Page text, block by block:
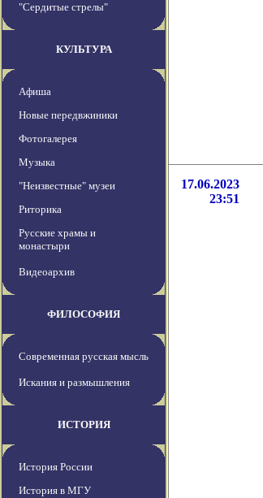
"Сердитые стрелы"
КУЛЬТУРА
Афиша
Новые передвжиники
Фотогалерея
Музыка
"Неизвестные" музеи
Риторика
Русские храмы и
монастыри
Видеоархив
ФИЛОСОФИЯ
Современная русская мысль
Искания и размышления
ИСТОРИЯ
История России
История в МГУ
17.06.2023
23:51